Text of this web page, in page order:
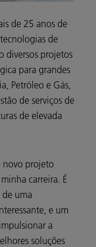
de 25 anos de
de
diversos projetos
para grandes
Petróleo e Gás,
de serviços de
de elevada
novo projeto
carreira. É
uma
e um
a
soluções